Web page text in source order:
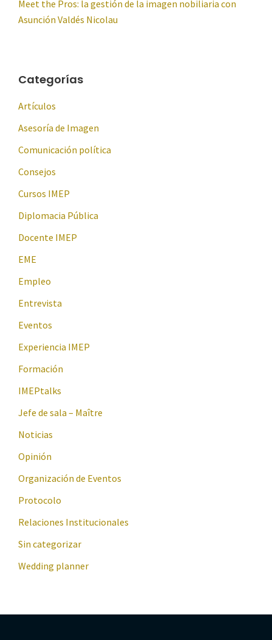
Meet the Pros: la gestión de la imagen nobiliaria con
Asunción Valdés Nicolau
Categorías
Artículos
Asesoría de Imagen
Comunicación política
Consejos
Cursos IMEP
Diplomacia Pública
Docente IMEP
EME
Empleo
Entrevista
Eventos
Experiencia IMEP
Formación
IMEPtalks
Jefe de sala – Maître
Noticias
Opinión
Organización de Eventos
Protocolo
Relaciones Institucionales
Sin categorizar
Wedding planner